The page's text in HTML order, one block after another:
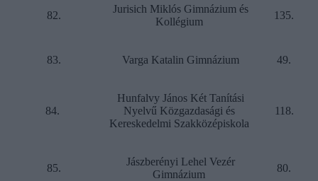
82.
Jurisich Miklós Gimnázium és
Kollégium
135.
83. Varga Katalin Gimnázium 49.
84.
Hunfalvy János Két Tanítási
Nyelvű Közgazdasági és
Kereskedelmi Szakközépiskola
118.
85.
Jászberényi Lehel Vezér
Gimnázium
80.